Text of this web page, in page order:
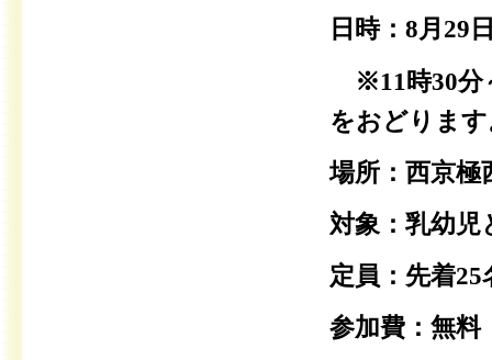
日時：8月29
※11時30分
をおどりま
場所：西京極
対象：乳幼
定員：先着25
参加費：無料